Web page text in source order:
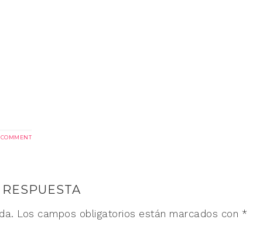
Los campos obligatorios están marcados con *